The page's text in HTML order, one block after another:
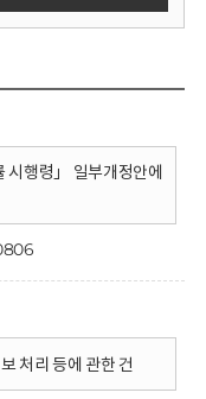
시행령」 일부개정안에
처리 등에 관한 건